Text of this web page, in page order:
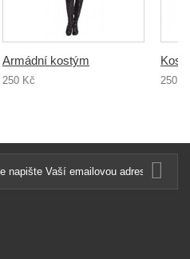
Armádní kostým
250 Kč 250